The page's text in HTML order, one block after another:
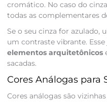
cromático. No caso do
todas as complementares
Se o seu cinza for azulado,
um contraste vibrante.
elementos arquitetônicos
sacadas.
Cores Análogas para
Cores análogas são